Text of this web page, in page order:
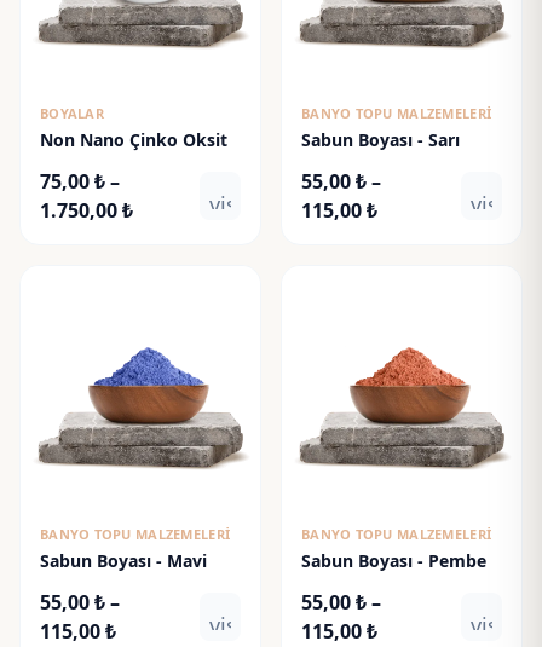
BOYALAR
Non Nano Çinko Oksit
75,00₺–
1.750,00₺Fiyat
visibility
BANYO TOPU MALZEMELERI
Sabun Boyası - Sarı
55,00₺–
115,00₺Fiyat
BANYO TOPU MALZEMELERI
Sabun Boyası - Mavi
55,00₺–
115,00₺Fiyat
visibility
BANYO TOPU MALZEMELERI
Sabun Boyası - Pembe
55,00₺–
115,00₺Fiyat